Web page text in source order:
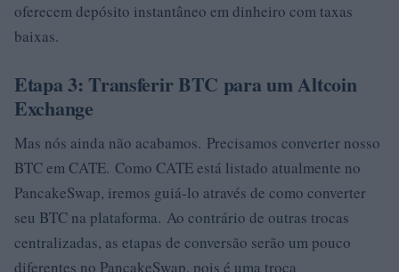
oferecem depósito instantâneo em dinheiro com taxas
baixas.
Etapa 3: Transferir BTC para um Altcoin
Exchange
Mas nós ainda não acabamos. Precisamos converter nosso
BTC em CATE. Como CATE está listado atualmente no
PancakeSwap, iremos guiá-lo através de como converter
seu BTC na plataforma. Ao contrário de outras trocas
centralizadas, as etapas de conversão serão um pouco
diferentes no PancakeSwap, pois é uma troca